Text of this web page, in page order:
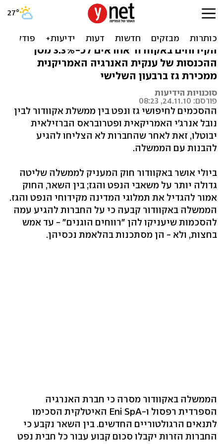
נובל אנרג'י: נעזוב את אקוודור
עקב שינוי המיסוי
הקידוחים באקוודור אחראים לכ-3.3% מסך
ההכנסות של ענקית האנרגיה האמריקנית
ממכירת גז ברבעון השלישי
סוכנויות הידיעות
פורסם: 24.11.10, 08:23
ההסכמים לחיפושי גז ונפט בין ממשלת אקוודור לבין
נובל אנרג'י האמריקאית ופטרובראס הברזילאית
יבוטלו, זאת לאחר שהחברות לא הצליחו להגיע
להבנות עם הממשלה.
ביולי אושר באקוודור חוק המעניק לממשלה שליטה
גדולה יותר על משאבי הנפט והגז; בין השאר, החוק
אמור להגדיל את תמלוגי המדינה מקידוחי הנפט והגז.
הממשלה באקוודור קבעה כי על החברות להגיע עמה
להסכמות שיעניקו להן "רווחים הוגנים" - עד אמש
בחצות, ולא - הן מסתכנות בהלאמת נכסיהן.
הממשלה באקוודור מסרה כי חברת האנרגיה
הספרדית רפסול ו-Eni SpA האיטלקית הסכימו
לתנאים הרגולטוריים החדשים. בין השאר נקבע כי
החברות הזרות יקבלו סכום קבוע עבור כל חבית נפט